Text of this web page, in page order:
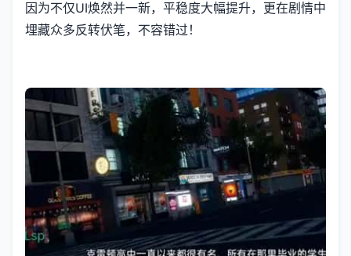
因为不仅UI焕然并一新，平稳度大幅提升，更在剧情中
埋藏众多反转伏笔，不容错过！